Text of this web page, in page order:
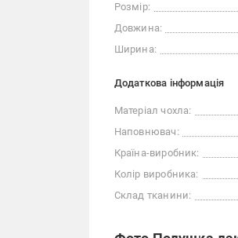
Розмір:
Довжина:
Ширина:
Додаткова інформація
Матеріал чохла:
Наповнювач:
Країна-виробник:
Колір виробника:
Склад тканини: